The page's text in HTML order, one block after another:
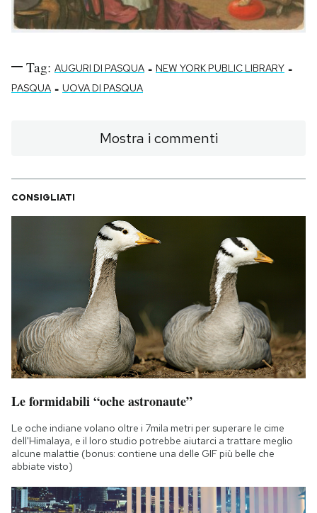
Tag: AUGURI DI PASQUA - NEW YORK PUBLIC LIBRARY -
PASQUA - UOVA DI PASQUA
Mostra i commenti
CONSIGLIATI
Le formidabili “oche astronaute”
Le oche indiane volano oltre i 7mila metri per superare le cime
dell'Himalaya, e il loro studio potrebbe aiutarci a trattare meglio
alcune malattie (bonus: contiene una delle GIF più belle che
abbiate visto)